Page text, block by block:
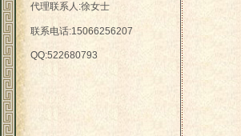
代理联系人:徐女士
联系电话:15066256207
QQ:522680793